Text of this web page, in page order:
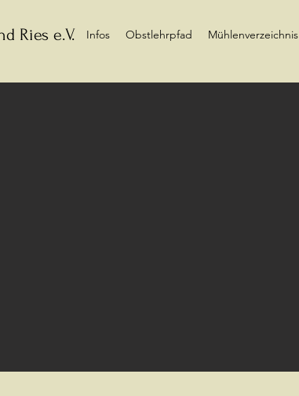
Infos Obstlehrpfad Mühlenverzeichnis
Ries e.V.